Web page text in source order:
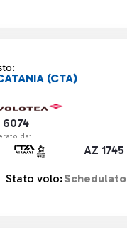
6074
da:
AZ 1745
(CTA)
Stato volo:Schedulato